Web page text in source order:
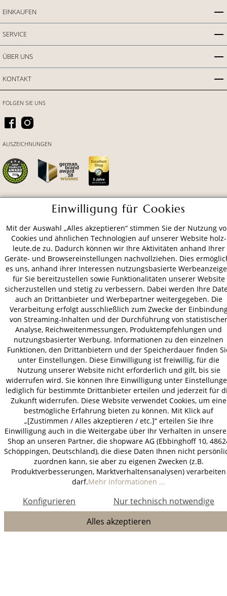
EINKAUFEN
SERVICE
ÜBER UNS
KONTAKT
VERSAND
FOLGEN SIE UNS
AUSZEICHNUNGEN
AGB Datenschutz
Impressum
© 2026 HOLZ-LEUTE
* Alle Preise inkl. gesetzl. Mehrwertsteuer zzgl.
Versandkosten
Einwilligung für Cookies
Mit der Auswahl „Alles akzeptieren“ stimmen Sie der Nutzung
Cookies und ähnlichen Technologien auf unserer Website holz-
leute.de zu. Dadurch können wir Ihre Aktivitäten anhand Ihrer
Geräte- und Browsereinstellungen nachvollziehen. Dies
es uns, anhand ihrer Interessen nutzungsbasierte
für Sie bereitzustellen sowie Funktionalitäten unserer Website
sicherzustellen und stetig zu verbessern. Dabei werden Ihre
auch an Drittanbieter und Werbepartner weitergegeben. Die
Verarbeitung erfolgt ausschließlich zum Zwecke der
von Streaming-Inhalten und der Durchführung von statistischer
Analyse, Reichweitenmessungen, Produktempfehlungen und
nutzungsbasierter Werbung. Informationen zu den einzelnen
Funktionen, den Drittanbietern und der Speicherdauer finden
unter Einstellungen. Diese Einwilligung ist freiwillig, für die
Nutzung unserer Website nicht erforderlich und gilt, bis sie
widerrufen wird. Sie können Ihre Einwilligung unter
lediglich für bestimmte Drittanbieter erteilen und jederzeit für
Zukunft widerrufen. Diese Website verwendet Cookies, um eine
bestmögliche Erfahrung bieten zu können. Mit Klick auf
„[Zustimmen / Alles akzeptieren / etc.]“ erteilen Sie Ihre
Einwilligung auch in die Weitergabe über Ihr Verhalten in
Shop an unseren Partner, die shopware AG (Ebbinghoff 10,
Schöppingen, Deutschland), die diese Daten Ihnen nicht
zuordnen kann, sie aber zu eigenen Zwecken (z.B.
Produktverbesserungen, Marktverhaltensanalysen) verarbeiten
darf.Mehr Informationen ...
Nur technisch notwendige
Konfigurieren
Alles akzeptieren